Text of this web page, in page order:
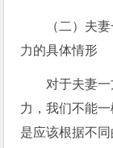
（二）夫
力的具体情形
对于夫妻
力，我们不能
是应该根据不